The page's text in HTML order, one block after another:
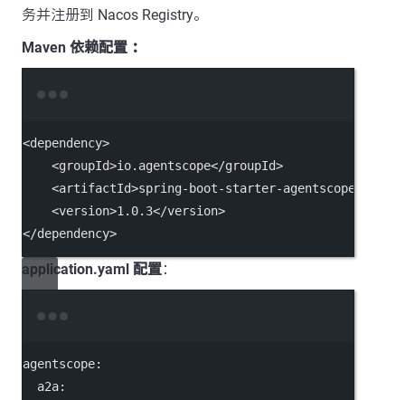
务并注册到 Nacos Registry。
Maven 依赖配置 ：
<dependency>
<groupId>io.agentscope</groupId>
<artifactId>spring-boot-starter-agentscope-
<version>1.0.3</version>
</dependency>
application.yaml 配置：
agentscope:
a2a: